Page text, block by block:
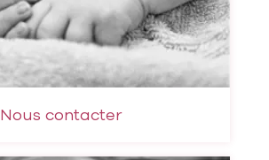
Nous contacter